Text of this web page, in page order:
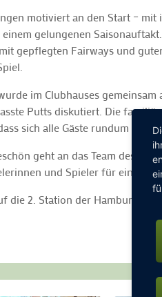
motiviert an den Start –
gelungenen
gepflegten Fairways und
im Clubhauses
Putts diskutiert. Die
sich alle Gäste rundum
geht an das Team des
und Spieler für einen
die 2. Station der Hamburger